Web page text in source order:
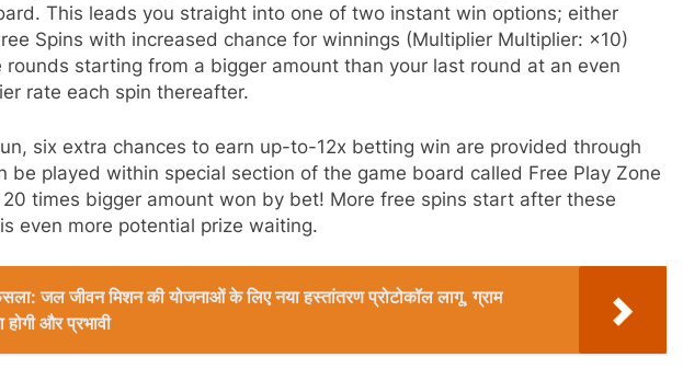
This leads you straight into one of two instant win options; either
Spins with increased chance for winnings (Multiplier Multiplier: ×10)
starting from a bigger amount than your last round at an even
rate each spin thereafter.
six extra chances to earn up-to-12x betting win are provided through
be played within special section of the game board called Free Play Zone
times bigger amount won by bet! More free spins start after these
even more potential prize waiting.
जल जीवन मिशन की योजनाओं के लिए नया हस्तांतरण प्रोटोकॉल लागू, ग्राम
और प्रभावी